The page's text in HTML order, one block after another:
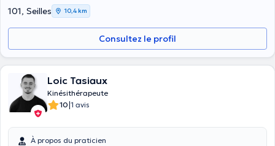
101, Seilles 10,4 km
Consultez le profil
Loic Tasiaux
Kinésithérapeute
10|1 avis
À propos du praticien